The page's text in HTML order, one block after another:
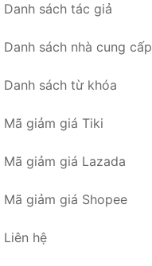
Danh sách tác giả
Danh sách nhà cung cấp
Danh sách từ khóa
Mã giảm giá Tiki
Mã giảm giá Lazada
Mã giảm giá Shopee
Liên hệ